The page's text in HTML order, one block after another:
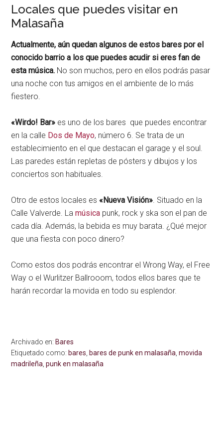
Locales que puedes visitar en
Malasaña
Actualmente, aún quedan algunos de estos bares por el
conocido barrio a los que puedes acudir si eres fan de
esta música. No son muchos, pero en ellos podrás pasar
una noche con tus amigos en el ambiente de lo más
fiestero.
«Wirdo! Bar» es uno de los bares que puedes encontrar
en la calle Dos de Mayo, número 6. Se trata de un
establecimiento en el que destacan el garage y el soul.
Las paredes están repletas de pósters y dibujos y los
conciertos son habituales.
Otro de estos locales es «Nueva Visión» . Situado en la
Calle Valverde. Lamúsica punk, rock y ska son el pan de
cada día. Además, la bebida es muy barata. ¿Qué mejor
que una fiesta con poco dinero?
Como estos dos podrás encontrar el Wrong Way, el Free
Way o el Wurlitzer Ballrooom, todos ellos bares que te
harán recordar la movida en todo su esplendor.
Archivado en:Bares
Etiquetado como:bares ,bares de punk en malasaña ,movida
madrileña ,punk en malasaña